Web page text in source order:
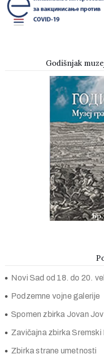
Godišnjak
Novi Sad od 18. do 20.
Podzemne vojne galerije
Spomen zbirka Jovan